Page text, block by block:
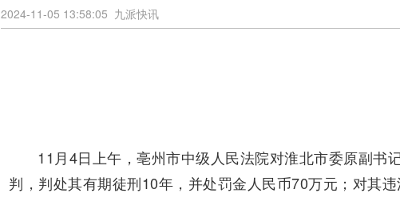
2024-11-05 13:58:05 九派快讯
11月4日上午，亳州市中级人民法院对淮北市委原副书
判，判处其有期徒刑10年，并处罚金人民币70万元；对其违